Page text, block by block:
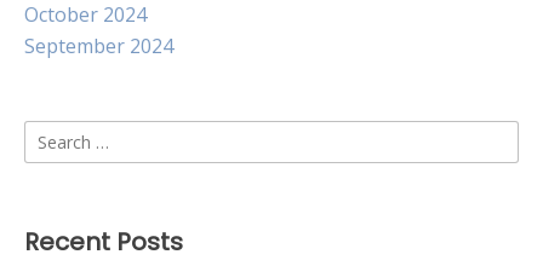
October 2024
September 2024
Search
for:
Recent Posts